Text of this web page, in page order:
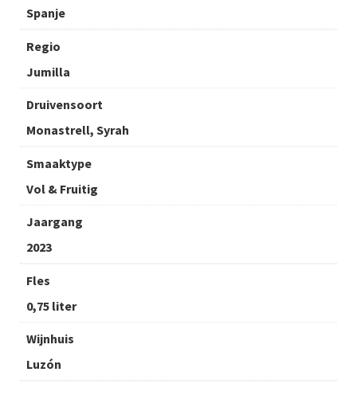
Spanje
Regio
Jumilla
Druivensoort
Monastrell, Syrah
Smaaktype
Vol & Fruitig
Jaargang
2023
Fles
0,75 liter
Wijnhuis
Luzón